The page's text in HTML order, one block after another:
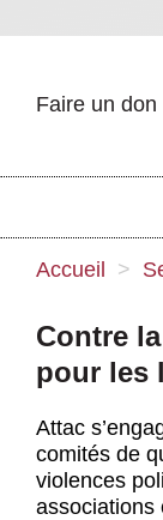
Faire un don
Nos idées
Agenda
Accueil >
Contre
pour les
Attac
comités de
violences
associations